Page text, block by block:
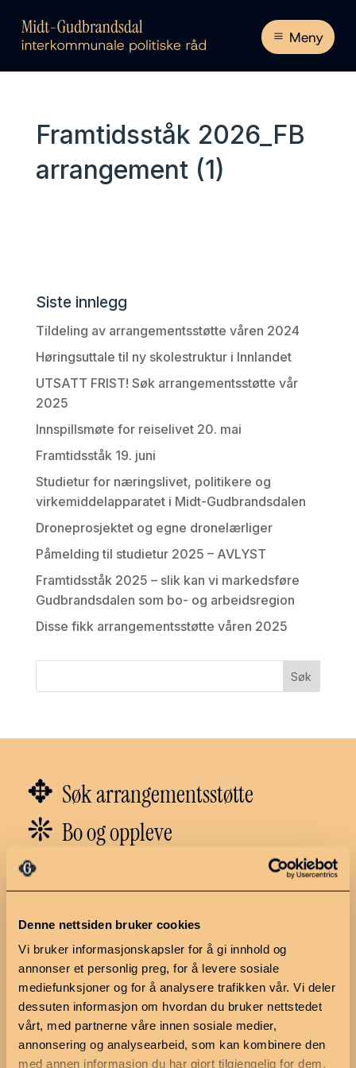
Denne nettsiden bruker cookies
Vi bruker informasjonskapsler for å gi innhold og
annonser et personlig preg, for å levere sosiale
mediefunksjoner og for å analysere trafikken vår. Vi deler
dessuten informasjon om hvordan du bruker nettstedet
vårt, med partnerne våre innen sosiale medier,
annonsering og analysearbeid, som kan kombinere den
med annen informasjon du har gjort tilgjengelig for dem,
Meny
Framtidsståk 2026_FB
arrangement (1)
Siste innlegg
Tildeling av arrangementsstøtte våren 2024
Høringsuttale til ny skolestruktur i Innlandet
UTSATT FRIST! Søk arrangementsstøtte vår
2025
Innspillsmøte for reiselivet 20. mai
Framtidsståk 19. juni
Studietur for næringslivet, politikere og
virkemiddelapparatet i Midt-Gudbrandsdalen
Droneprosjektet og egne dronelærliger
Påmelding til studietur 2025 – AVLYST
Framtidsståk 2025 – slik kan vi markedsføre
Gudbrandsdalen som bo- og arbeidsregion
Disse fikk arrangementsstøtte våren 2025
✥ Søk arrangementsstøtte
❊ Bo og oppleve
❇︎
Utforsk regionen
Hva skjer?
Ledige stillinger
Finn en næringsutvikler
Ressurser
Møteplan 2026
Møter og
saksdokumenter